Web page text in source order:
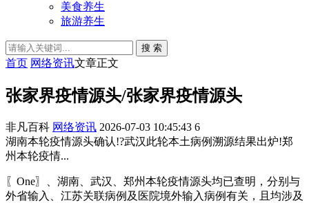
美食养生
旅游养生
搜 索
首页 网络资讯文章正文
张家界疫情源头/张家界疫情源头
非凡百科 网络资讯 2026-07-03 10:45:43 6
湖南本轮疫情源头确认!?武汉此轮本土病例溯源结果出炉!郑
州本轮疫情...
〖One〗、湖南、武汉、郑州本轮疫情源头均已查明，分别与
外省输入、江苏关联病例及医院境外输入病例有关，且均涉及